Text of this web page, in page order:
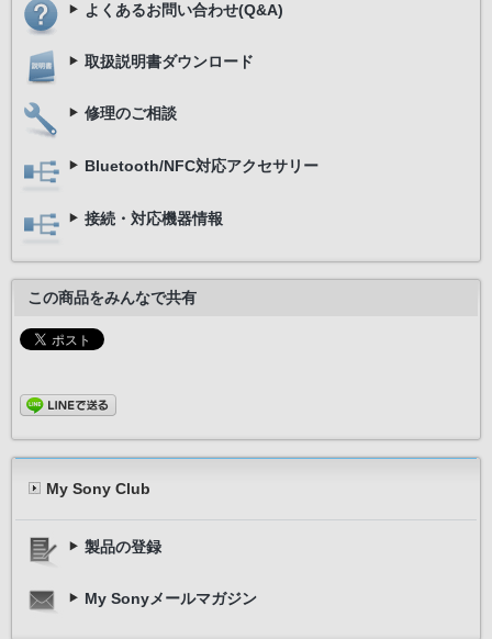
ワイヤレスヘッドホン
よくあるお問い合わせ(Q&A)
取扱説明書ダウンロード
修理のご相談
Bluetooth/NFC対応アクセサリー
接続・対応機器情報
この商品をみんなで共有
My Sony Club
製品の登録
My Sonyメールマガジン